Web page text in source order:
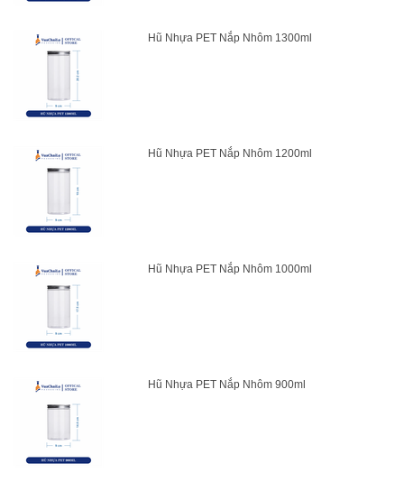
Hũ Nhựa PET Nắp Nhôm 1300ml
Hũ Nhựa PET Nắp Nhôm 1200ml
Hũ Nhựa PET Nắp Nhôm 1000ml
Hũ Nhựa PET Nắp Nhôm 900ml